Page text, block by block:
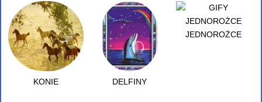
MIKOŁAJA
KONIE DELFINY
JEDNOROŻCE